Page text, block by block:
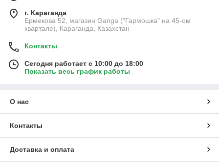
г. Караганда
Ермекова 52, магазин Ganga ("Гармошка" на 45-ом
квартале), Караганда, Казахстан
Контакты
Сегодня работает с 10:00 до 18:00
Показать весь график работы
О нас
Контакты
Доставка и оплата